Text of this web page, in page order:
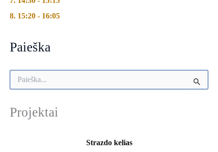
8. 15:20 - 16:05
Paieška
e
k
Projektai
Strazdo kelias